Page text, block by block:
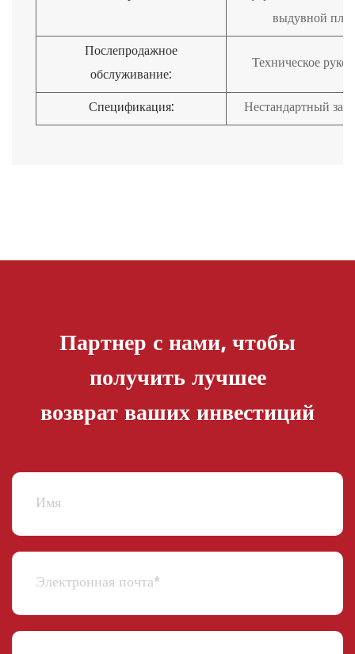
выдувной
Послепродажное
обслуживание:
Техническое
Спецификация: Нестандартный
Партнер с нами, чтобы
получить лучшее
возврат ваших инвестиций